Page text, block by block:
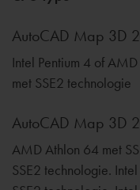
AutoCAD Map 3D
Intel Pentium 4 of
met SSE2 technologie
AutoCAD Map 3D
AMD Athlon 64 met
SSE2 technologie.